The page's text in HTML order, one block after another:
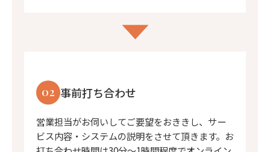
02 事前打ち合わせ
営業担当がお伺いしてご要望をおききし、サー
ビス内容・システムの説明をさせて頂きます。お